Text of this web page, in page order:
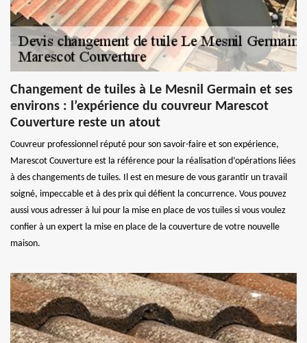
Changement de tuiles à Le Mesnil Germain et ses
environs : l’expérience du couvreur Marescot
Couverture reste un atout
Couvreur professionnel réputé pour son savoir-faire et son expérience,
Marescot Couverture est la référence pour la réalisation d’opérations liées
à des changements de tuiles. Il est en mesure de vous garantir un travail
soigné, impeccable et à des prix qui défient la concurrence. Vous pouvez
aussi vous adresser à lui pour la mise en place de vos tuiles si vous voulez
confier à un expert la mise en place de la couverture de votre nouvelle
maison.